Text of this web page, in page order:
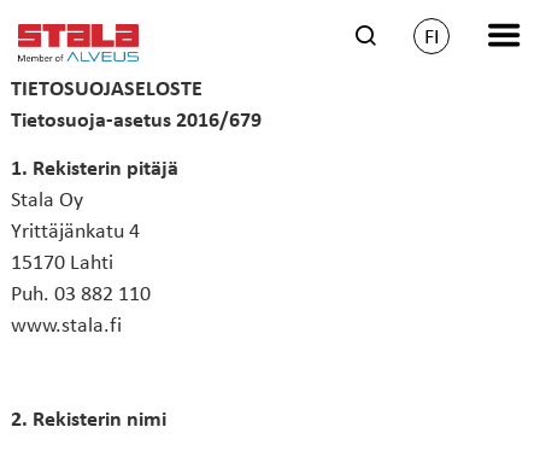
FI
TIETOSUOJASELOSTE
Tietosuoja-asetus 2016/679
1. Rekisterin pitäjä
Stala Oy
Yrittäjänkatu 4
15170 Lahti
Puh. 03 882 110
www.stala.fi
2. Rekisterin nimi